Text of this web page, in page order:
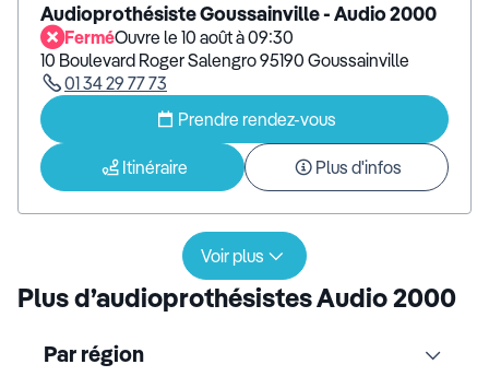
Audioprothésiste Goussainville - Audio 2000
FerméOuvre le 10 août à 09:30
10 Boulevard Roger Salengro 95190 Goussainville
01 34 29 77 73
Prendre rendez-vous
Itinéraire Plus d'infos
Voir plus
Plus d’audioprothésistes Audio 2000
Par région